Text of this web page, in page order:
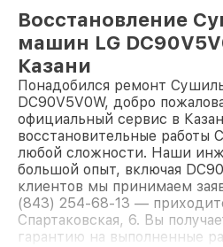
Восстановление
машин LG
Казани
Понадобился ремонт
DC90V5V0W, добро
официальный сервис в
восстановительные
любой сложности. Наши
большой опыт, включая
клиентов мы принимаем
(843) 254-68-13 —
Спартаковская, 6. Вы
гарантию на выполненные